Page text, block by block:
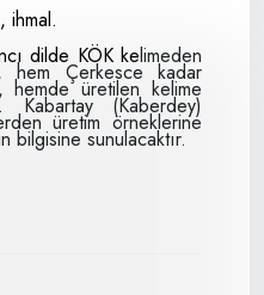
ihmal.
dilde KÖK ke­limeden
hem Çerkesce kadar
hemde üretilen kelime
(Kaberdey)
üretim örneklerine
bilgisine sunulacaktır.